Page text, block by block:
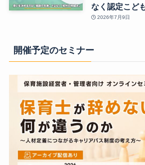
なく認定こど
2026年7月9日
開催予定のセミナー